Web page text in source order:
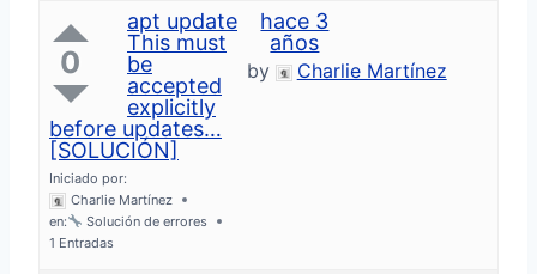
o
r
:
0
apt update
This must
be
accepted
explicitly
before updates…
[SOLUCIÓN]
Iniciado por:
Charlie Martínez
en:
Solución de errores
1 Entradas
hace 3
años
by Charlie Martínez